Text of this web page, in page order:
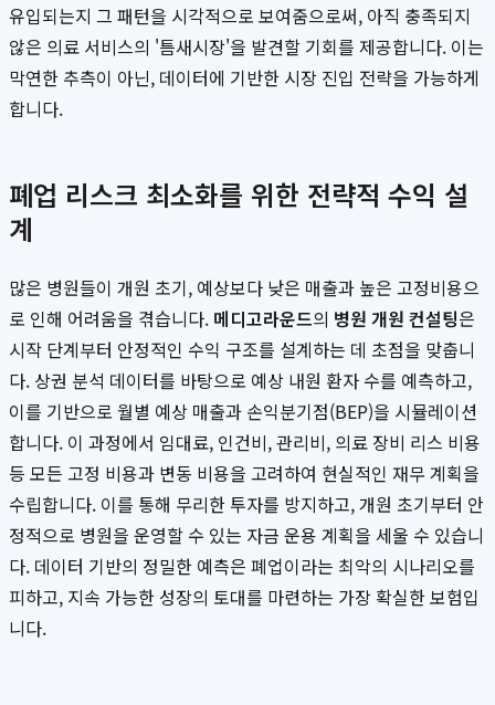
유입되는지 그 패턴을 시각적으로 보여줌으로써, 아직 충족되지
않은 의료 서비스의 '틈새시장'을 발견할 기회를 제공합니다. 이는
막연한 추측이 아닌, 데이터에 기반한 시장 진입 전략을 가능하게
합니다.
폐업 리스크 최소화를 위한 전략적 수익 설
계
많은 병원들이 개원 초기, 예상보다 낮은 매출과 높은 고정비용으
로 인해 어려움을 겪습니다. 메디고라운드의 병원 개원 컨설팅은
시작 단계부터 안정적인 수익 구조를 설계하는 데 초점을 맞춥니
다. 상권 분석 데이터를 바탕으로 예상 내원 환자 수를 예측하고,
이를 기반으로 월별 예상 매출과 손익분기점(BEP)을 시뮬레이션
합니다. 이 과정에서 임대료, 인건비, 관리비, 의료 장비 리스 비용
등 모든 고정 비용과 변동 비용을 고려하여 현실적인 재무 계획을
수립합니다. 이를 통해 무리한 투자를 방지하고, 개원 초기부터 안
정적으로 병원을 운영할 수 있는 자금 운용 계획을 세울 수 있습니
다. 데이터 기반의 정밀한 예측은 폐업이라는 최악의 시나리오를
피하고, 지속 가능한 성장의 토대를 마련하는 가장 확실한 보험입
니다.